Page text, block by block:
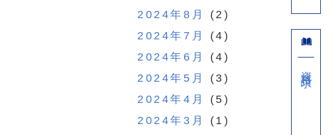
2024年8月
(2)
2024年7月
(4)
2024年6月
(4)
2024年5月
(3)
2024年4月
(5)
2024年3月
(1)